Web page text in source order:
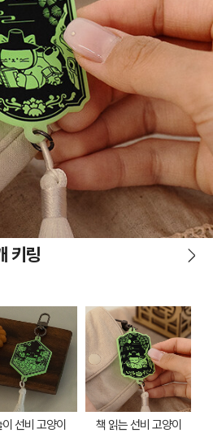
키링
선비 고양이 책 읽는 선비 고양이